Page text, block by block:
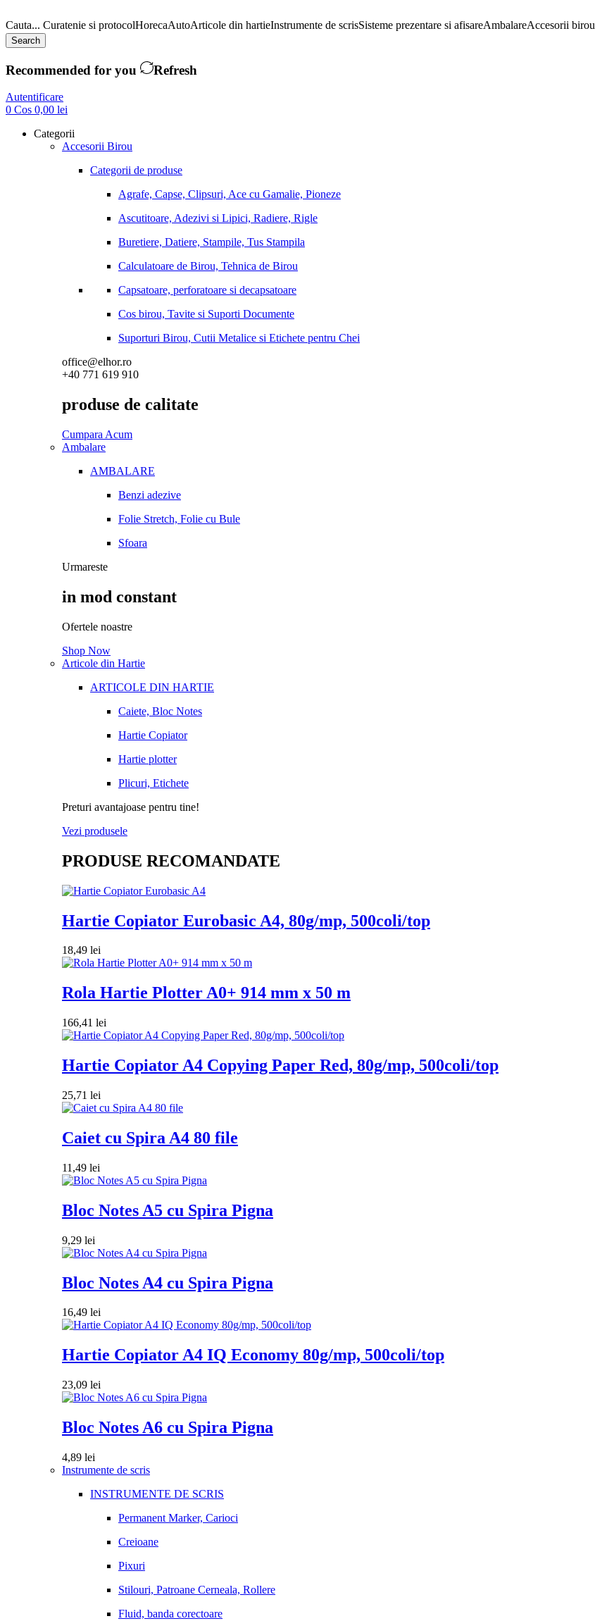
Cauta... Curatenie si protocolHorecaAutoArticole din hartieInstrumente de scrisSisteme prezentare si afisareAmbalareAccesorii birou
Search
Recommended for you Refresh
Autentificare
0 Cos 0,00 lei
Categorii
Accesorii Birou
Categorii de produse
Agrafe, Capse, Clipsuri, Ace cu Gamalie, Pioneze
Ascutitoare, Adezivi si Lipici, Radiere, Rigle
Buretiere, Datiere, Stampile, Tus Stampila
Calculatoare de Birou, Tehnica de Birou
Capsatoare, perforatoare si decapsatoare
Cos birou, Tavite si Suporti Documente
Suporturi Birou, Cutii Metalice si Etichete pentru Chei
office@elhor.ro
+40 771 619 910
produse de calitate
Cumpara Acum
Ambalare
AMBALARE
Benzi adezive
Folie Stretch, Folie cu Bule
Sfoara
Urmareste
in mod constant
Ofertele noastre
Shop Now
Articole din Hartie
ARTICOLE DIN HARTIE
Caiete, Bloc Notes
Hartie Copiator
Hartie plotter
Plicuri, Etichete
Preturi avantajoase pentru tine!
Vezi produsele
PRODUSE RECOMANDATE
Hartie Copiator Eurobasic A4, 80g/mp, 500coli/top
18,49 lei
Rola Hartie Plotter A0+ 914 mm x 50 m
166,41 lei
Hartie Copiator A4 Copying Paper Red, 80g/mp, 500coli/top
25,71 lei
Caiet cu Spira A4 80 file
11,49 lei
Bloc Notes A5 cu Spira Pigna
9,29 lei
Bloc Notes A4 cu Spira Pigna
16,49 lei
Hartie Copiator A4 IQ Economy 80g/mp, 500coli/top
23,09 lei
Bloc Notes A6 cu Spira Pigna
4,89 lei
Instrumente de scris
INSTRUMENTE DE SCRIS
Permanent Marker, Carioci
Creioane
Pixuri
Stilouri, Patroane Cerneala, Rollere
Fluid, banda corectoare